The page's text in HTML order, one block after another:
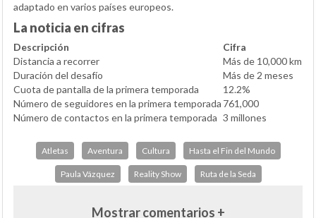
adaptado en varios países europeos.
La noticia en cifras
Descripción
Cifra
Distancia a recorrer
Más de 10,000 km
Duración del desafío
Más de 2 meses
Cuota de pantalla de la primera temporada
12.2%
Número de seguidores en la primera temporada 761,000
Número de contactos en la primera temporada 3 millones
Atletas Aventura Cultura Hasta el Fin del Mundo
Paula Vázquez Reality Show Ruta de la Seda
Mostrar comentarios +